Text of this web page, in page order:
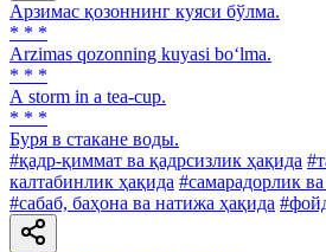
Арзимас қозоннинг куяси бўлма.
* * *
Arzimas qozonning kuyasi bo‘lma.
* * *
А storm in a tea-cup.
* * *
Буря в стакане воды.
#қадр-қиммат ва қадрсизлик ҳақида
калтабинлик ҳақида #самарадорлик
#сабаб, баҳона ва натижа ҳақида